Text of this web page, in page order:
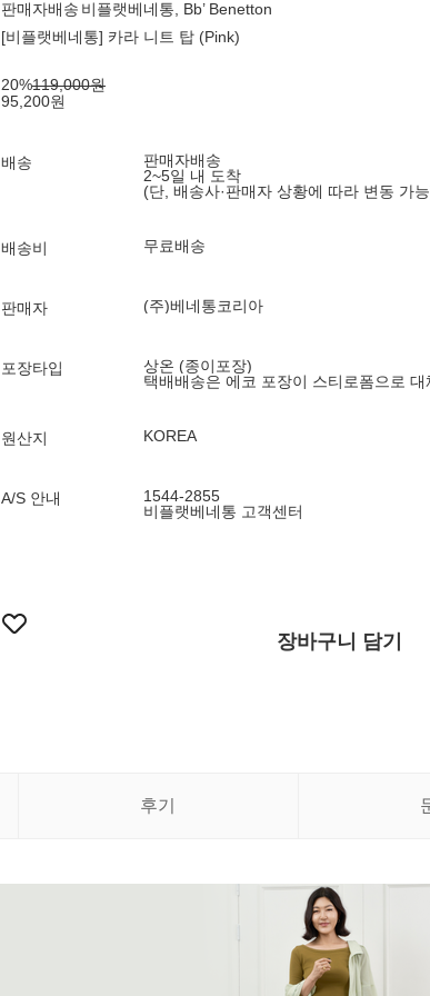
판매자배송 비플랫베네통, Bb’ Benetton
[비플랫베네통] 카라 니트 탑 (Pink)
20%119,000원
95,200원
배송
판매자배송
2~5일 내 도착
(단, 배송사·판매자 상황에 따라 변동 가
배송비 무료배송
판매자 (주)베네통코리아
포장타입
상온 (종이포장)
택배배송은 에코 포장이 스티로폼으로 대
원산지 KOREA
A/S 안내
1544-2855
비플랫베네통 고객센터
장바구니 담기
후기